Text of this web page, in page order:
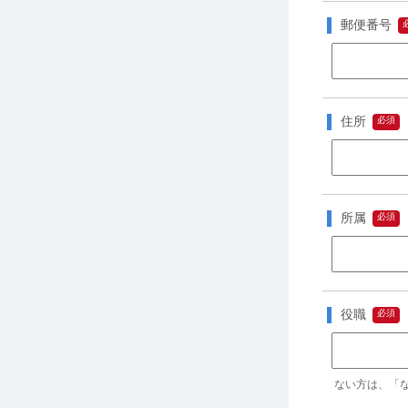
郵便番号
住所
所属
役職
ない方は、「